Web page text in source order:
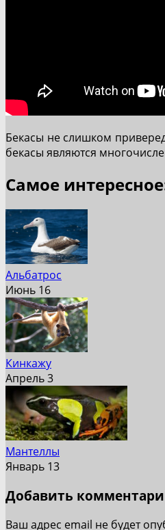
Бекасы не слишком
бекасы являются
Самое
Альбатрос
Июнь 16
Кинкажу
Апрель 3
Мантеллы
Январь 13
Добавить
Ваш адрес email не будет